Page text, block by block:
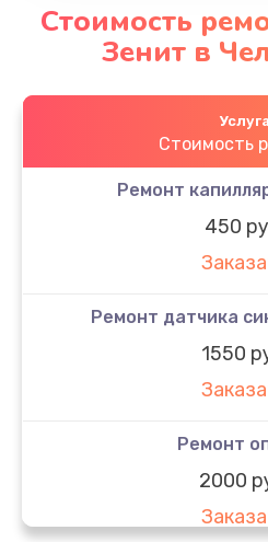
Стоимость
Зенит в
Услуга
Стоимость
Ремонт
450
Ремонт датчика
1550
Ремонт
2000